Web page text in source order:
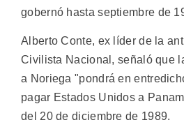
gobernó hasta septiembre de
Alberto Conte, ex líder de la
Civilista Nacional, señaló que
a Noriega "pondrá en
pagar Estados Unidos a
del 20 de diciembre de 1989.